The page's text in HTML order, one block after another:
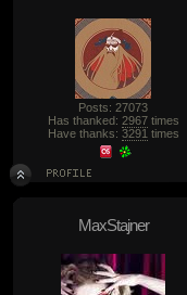
Posts: 27073
Has thanked: 2967times
Have thanks: 3291 times
MaxStajner